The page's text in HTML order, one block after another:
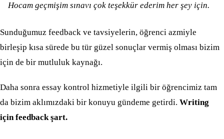
Hocam geçmişim sınavı çok teşekkür ederim her şey için.
Sunduğumuz feedback ve tavsiyelerin, öğrenci azmiyle
birleşip kısa sürede bu tür güzel sonuçlar vermiş olması bizim
için de bir mutluluk kaynağı.
Daha sonra essay kontrol hizmetiyle ilgili bir öğrencimiz tam
da bizim aklımızdaki bir konuyu gündeme getirdi. Writing
için feedback şart.